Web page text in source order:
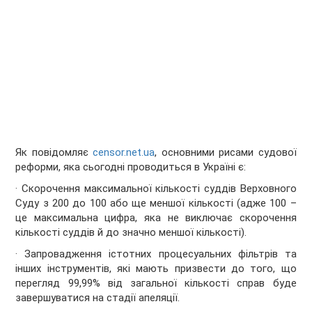
Як повідомляєcensor.net.ua, основними рисами судової
реформи, яка сьогодні проводиться в Україні є:
· Скорочення максимальної кількості суддів Верховного
Суду з 200 до 100 або ще меншої кількості (адже 100 –
це максимальна цифра, яка не виключає скорочення
кількості суддів й до значно меншої кількості).
· Запровадження істотних процесуальних фільтрів та
інших інструментів, які мають призвести до того, що
перегляд 99,99% від загальної кількості справ буде
завершуватися на стадії апеляції.